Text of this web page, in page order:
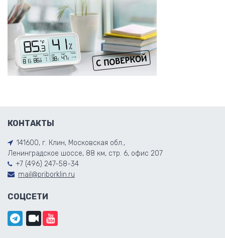
КОНТАКТЫ
141600, г. Клин, Московская обл.,
Ленинградское шоссе, 88 км, стр. 6, офис 207
+7 (496) 247-58-34
mail@priborklin.ru
СОЦСЕТИ